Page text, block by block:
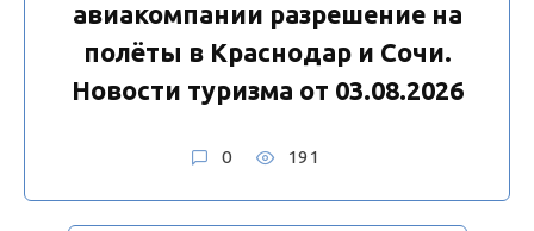
авиакомпании разрешение на
полёты в Краснодар и Сочи.
Новости туризма от 03.08.2026
0 191